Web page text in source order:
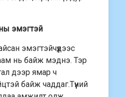
эмэгтэй
эмэгтэйчүүдээс
нь байж мэднэ. Тэр
дээр ямар ч
байж чаддаг.Түүний